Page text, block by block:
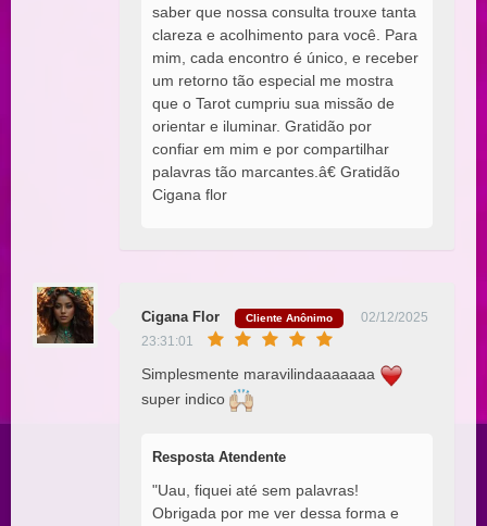
saber que nossa consulta trouxe tanta
clareza e acolhimento para você. Para
mim, cada encontro é único, e receber
um retorno tão especial me mostra
que o Tarot cumpriu sua missão de
orientar e iluminar. Gratidão por
confiar em mim e por compartilhar
palavras tão marcantes.â€ Gratidão
Cigana flor
Cigana Flor Cliente Anônimo
02/12/2025
23:31:01
Simplesmente maravilindaaaaaaa
super indico
Resposta Atendente
"Uau, fiquei até sem palavras!
Obrigada por me ver dessa forma e